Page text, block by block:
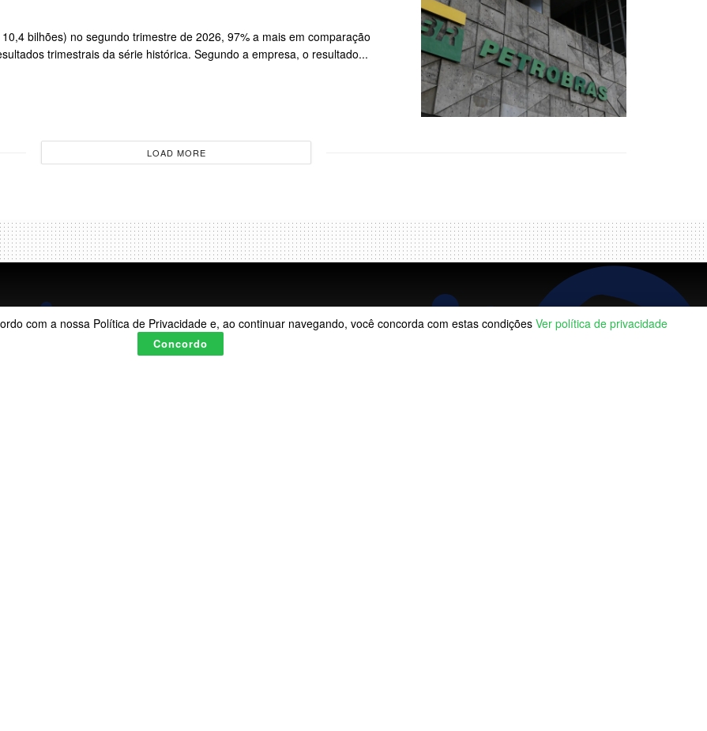
bilhões) no segundo trimestre de 2026, 97% a mais em comparação
trimestrais da série histórica. Segundo a empresa, o resultado...
LOAD MORE
com a nossa Política de Privacidade e, ao continuar navegando, você concorda com estas condições Ver política de privacidade
Concordo